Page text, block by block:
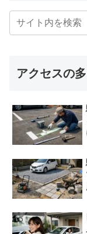
アクセスの